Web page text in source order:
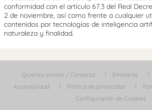
conformidad con el artículo 67.3 del Real
2 de noviembre, así como frente a cualquier
contenidos por tecnologías de inteligencia
naturaleza y finalidad.
Quiénes somos / Contacta Emisoras
Accesibilidad
Política de privacidad
Configuración de Cookies